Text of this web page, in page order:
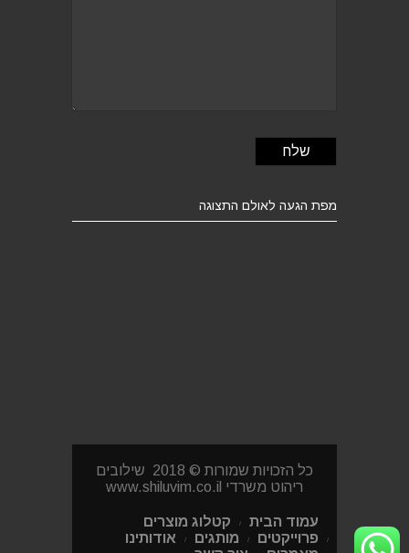
מפת הגעה לאולם התצוגה
כל הזכויות שמורות © 2018 שילובים
ריהוט משרדי www.shiluvim.co.il
עמוד הבית
קטלוג מוצרים
פרוייקטים
מותגים
אודותינו